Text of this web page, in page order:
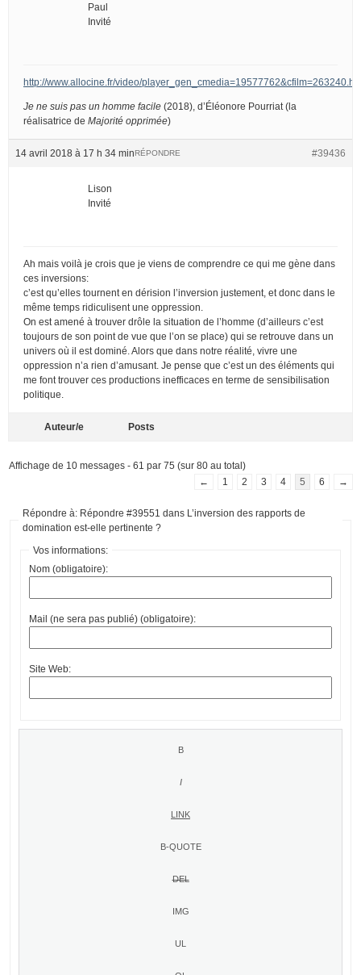
Paul
Invité
http://www.allocine.fr/video/
Je ne suis pas un homme facile (2018), d’Éléonore Pourriat (la
réalisatrice de Majorité opprimée)
14 avril 2018 à 17 h 34 min #39436
RÉPONDRE
Lison
Invité
Ah mais voilà je crois que je viens de comprendre ce qui me gène dans
ces inversions:
c’est qu’elles tournent en dérision l’inversion justement, et donc dans le
même temps ridiculisent une oppression.
On est amené à trouver drôle la situation de l’homme (d’ailleurs c’est
toujours de son point de vue que l’on se place) qui se retrouve dans un
univers où il est dominé. Alors que dans notre réalité, vivre une
oppression n’a rien d’amusant. Je pense que c’est un des éléments qui
me font trouver ces productions inefficaces en terme de sensibilisation
politique.
Auteur/e Posts
Affichage de 10 messages - 61 par 75 (sur 80 au total)
←
1 2 3 4 5 6 →
Répondre à: Répondre #39551 dans L’inversion des rapports de
domination est-elle pertinente ?
Vos informations:
Nom (obligatoire):
Mail (ne sera pas publié) (obligatoire):
Site Web: